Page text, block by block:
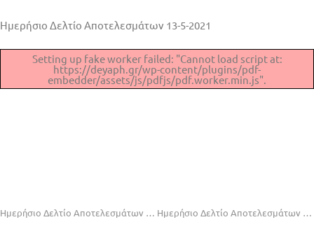
Ημερήσιο Δελτίο Αποτελεσμάτων 13-5-2021
Setting up fake worker failed: "Cannot load script at:
https://deyaph.gr/wp-content/plugins/pdf-
embedder/assets/js/pdfjs/pdf.worker.min.js".
Ημερήσιο Δελτίο Αποτελεσμάτων 23-4-2021 Ημερήσιο Δελτίο Αποτελεσμάτων 14-5-2021